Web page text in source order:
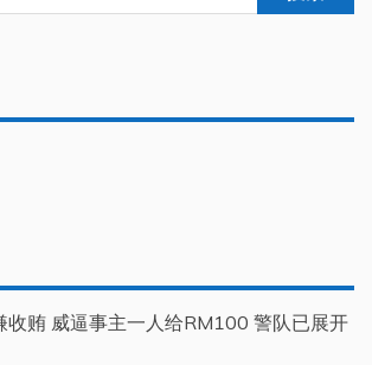
收贿 威逼事主一人给RM100 警队已展开